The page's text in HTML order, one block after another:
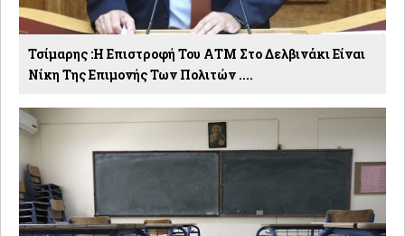
Τσίμαρης :Η Επιστροφή Του ΑΤΜ Στο Δελβινάκι Είναι
Νίκη Της Επιμονής Των Πολιτών ....